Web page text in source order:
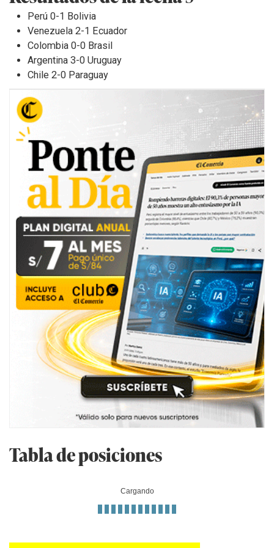
Perú 0-1 Bolivia
Venezuela 2-1 Ecuador
Colombia 0-0 Brasil
Argentina 3-0 Uruguay
Chile 2-0 Paraguay
Tabla de posiciones
Cargando